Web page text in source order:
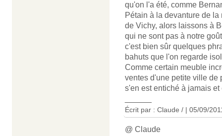
qu'on l'a été, comme
Pétain à la devanture de
de Vichy, alors laissons à
qui ne sont pas à notre
c'est bien sûr quelques
bahuts que l'on regarde
Comme certain meuble
ventes d'une petite ville de
s'en est entiché à jamais
Écrit par : Claude / | 05/09/
@ Claude